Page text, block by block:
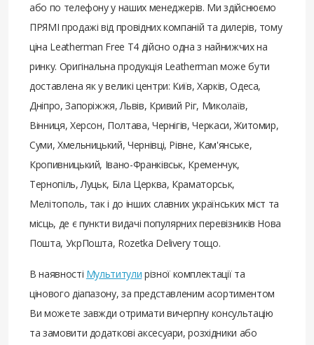
або по телефону у наших менеджерів. Ми здійснюємо
ПРЯМІ продажі від провідних компаній та дилерів, тому
ціна Leatherman Free T4 дійсно одна з найнижчих на
ринку. Оригінальна продукція Leatherman може бути
доставлена ​​як у великі центри: Київ, Харків, Одеса,
Дніпро, Запоріжжя, Львів, Кривий Ріг, Миколаїв,
Вінниця, Херсон, Полтава, Чернігів, Черкаси, Житомир,
Суми, Хмельницький, Чернівці, Рівне, Кам'янське,
Кропивницький, Івано-Франківськ, Кременчук,
Тернопіль, Луцьк, Біла Церква, Краматорськ,
Мелітополь, так і до інших славних українських міст та
місць, де є пункти видачі популярних перевізників Нова
Пошта, УкрПошта, Rozetka Delivery тощо.
В наявності Мультитули різної комплектації та
цінового діапазону, за представленим асортиментом
Ви можете завжди отримати вичерпну консультацію
та замовити додаткові аксесуари, розхідники або